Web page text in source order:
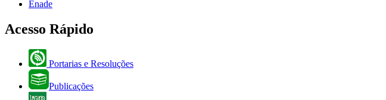
Enade
Acesso Rápido
Portarias e Resoluções
Publicações